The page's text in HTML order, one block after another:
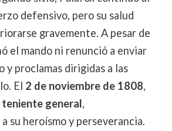
defensivo, pero su salud
gravemente. A pesar de
el mando ni renunció a enviar
y proclamas dirigidas a las
El 2 de noviembre de 1808,
teniente general,
su heroísmo y perseverancia.